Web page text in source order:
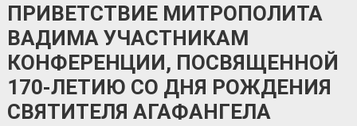
ПРИВЕТСТВИЕ МИТРОПОЛИТА
ВАДИМА УЧАСТНИКАМ
КОНФЕРЕНЦИИ, ПОСВЯЩЕННОЙ
170-ЛЕТИЮ СО ДНЯ РОЖДЕНИЯ
СВЯТИТЕЛЯ АГАФАНГЕЛА